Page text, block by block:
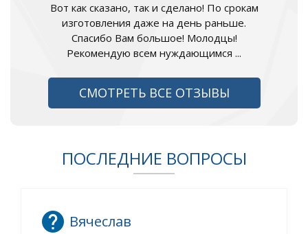
Вот как сказано, так и сделано! По срокам
изготовления даже на день раньше.
Спасибо Вам большое! Молодцы!
Рекомендую всем нуждающимся ...
СМОТРЕТЬ ВСЕ ОТЗЫВЫ
ПОСЛЕДНИЕ ВОПРОСЫ
Вячеслав